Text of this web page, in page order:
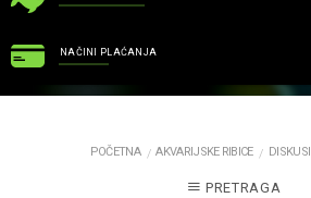
NAČINI PLAĆANJA
POČETNA / AKVARIJSKE RIBICE / DISKUSI
PRETRAGA